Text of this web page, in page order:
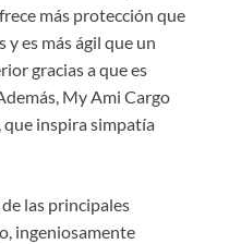
más protección que
es más ágil que un
gracias a que es
My Ami Cargo
inspira simpatía
las principales
ingeniosamente